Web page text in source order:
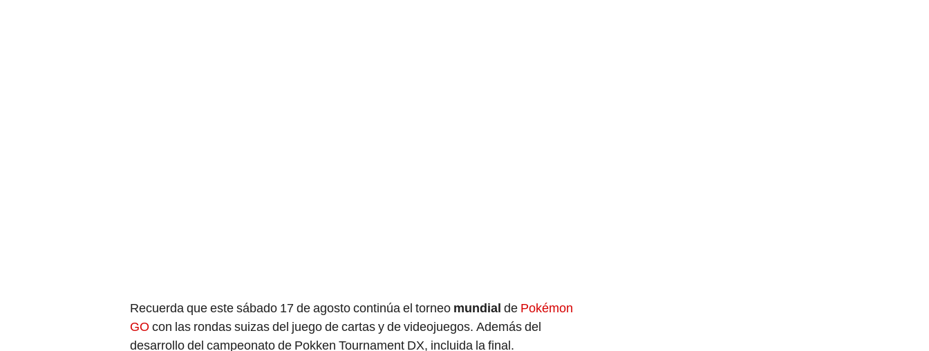
Recuerda que este sábado 17 de agosto continúa el torneo mundial de Pokémon
GO con las rondas suizas del juego de cartas y de videojuegos. Además del
desarrollo del campeonato de Pokken Tournament DX, incluida la final.